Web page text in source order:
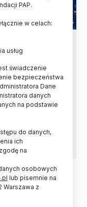
w
gęstości - w
Wyniki
danym z
Teleskopu
w „The
geologicznie
PAP.
w celach:
usług
świadczenie
bezpieczeństwa
Dane
danych
na podstawie
do danych,
ich
na
osobowych
lub pisemnie na
Warszawa z